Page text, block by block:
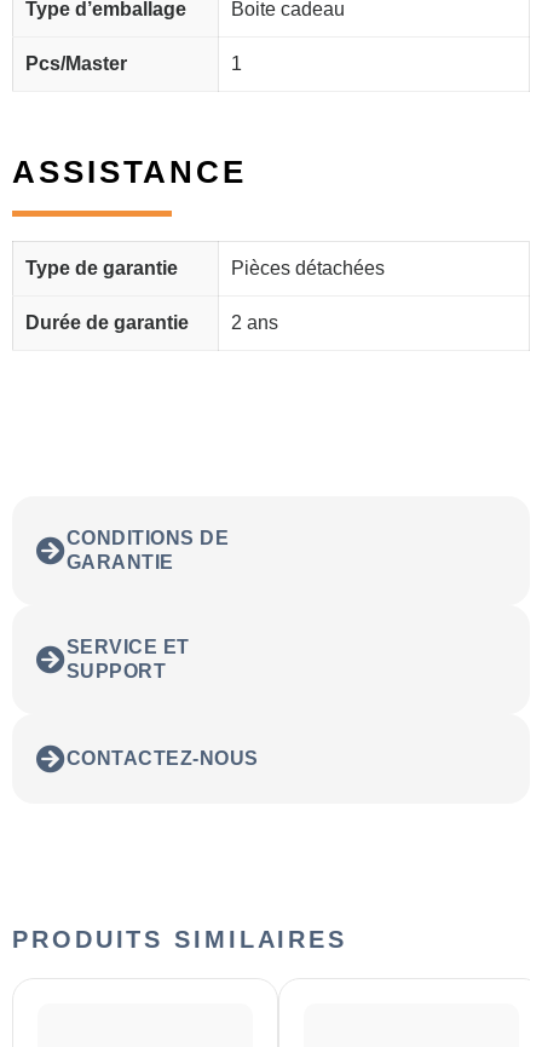
Type d’emballage Boite cadeau
Pcs/Master 1
ASSISTANCE
Type de garantie Pièces détachées
Durée de garantie 2 ans
CONDITIONS DE
GARANTIE
SERVICE ET
SUPPORT
CONTACTEZ-NOUS
PRODUITS SIMILAIRES